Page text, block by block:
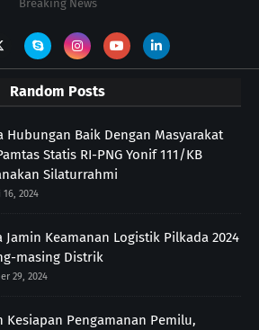
Breaking News
Random Posts
Hubungan Baik Dengan Masyarakat
Statis RI-PNG Yonif 111/KB
Silaturrahmi
2024
Jamin Keamanan Logistik Pilkada 2024
masing Distrik
29, 2024
Kesiapan Pengamanan Pemilu,